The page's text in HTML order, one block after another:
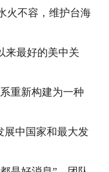
火不容，维护台海
最好的美中关
重新构建为一种
中国家和最大发